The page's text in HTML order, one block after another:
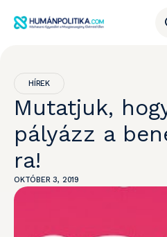
HÍREK
Mutatjuk,
pályázz a
ra!
OKTÓBER 3, 2019